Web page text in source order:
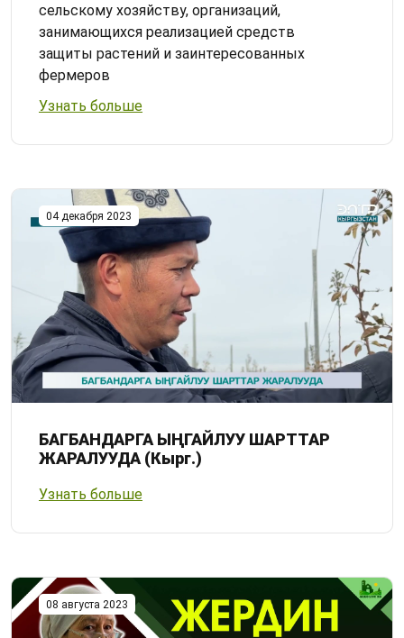
сельскому хозяйству, организаций,
занимающихся реализацией средств
защиты растений и заинтересованных
фермеров
Узнать больше
04 декабря 2023
БАГБАНДАРГА ЫҢГАЙЛУУ ШАРТТАР
ЖАРАЛУУДА (Кырг.)
Узнать больше
08 августа 2023